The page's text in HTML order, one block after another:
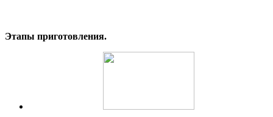
Этапы приготовления.